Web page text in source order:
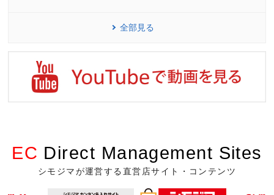
全部見る
EC Direct Management Sites
シモジマが運営する直営店サイト・コンテンツ